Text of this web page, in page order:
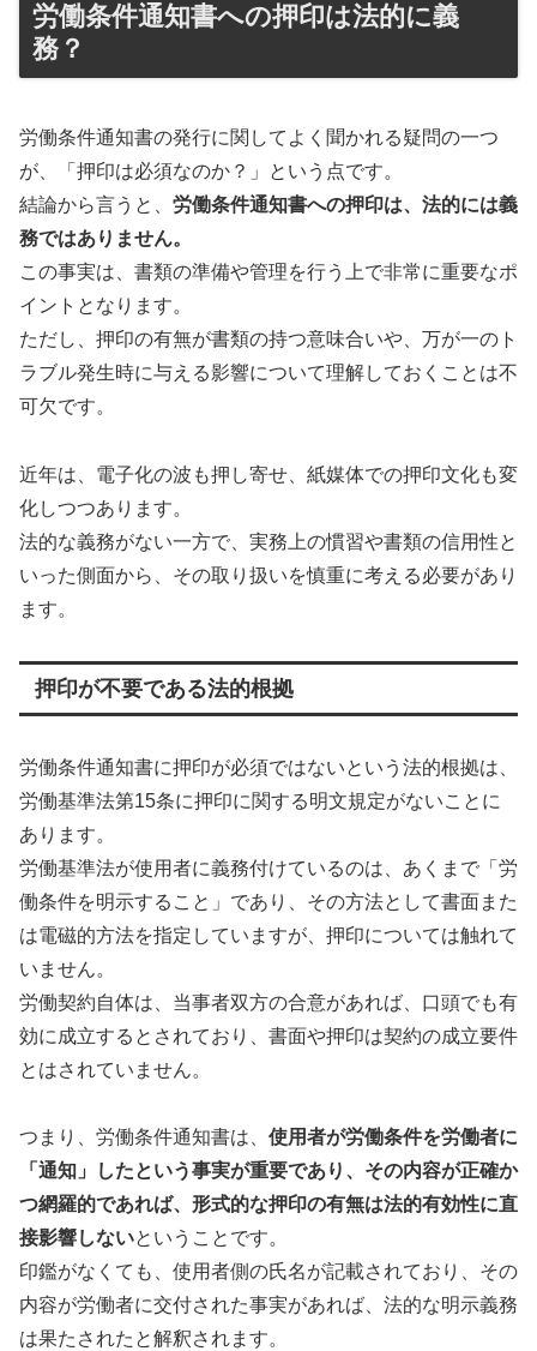
労働条件通知書への押印は法的に義
務？
労働条件通知書の発行に関してよく聞かれる疑問の一つ
が、「押印は必須なのか？」という点です。
結論から言うと、 労働条件通知書への押印は、法的には義
務ではありません。
この事実は、書類の準備や管理を行う上で非常に重要なポ
イントとなります。
ただし、押印の有無が書類の持つ意味合いや、万が一のト
ラブル発生時に与える影響について理解しておくことは不
可欠です。
近年は、電子化の波も押し寄せ、紙媒体での押印文化も変
化しつつあります。
法的な義務がない一方で、実務上の慣習や書類の信用性と
いった側面から、その取り扱いを慎重に考える必要があり
ます。
押印が不要である法的根拠
労働条件通知書に押印が必須ではないという法的根拠は、
労働基準法第15条に押印に関する明文規定がないことに
あります。
労働基準法が使用者に義務付けているのは、あくまで「労
働条件を明示すること」であり、その方法として書面また
は電磁的方法を指定していますが、押印については触れて
いません。
労働契約自体は、当事者双方の合意があれば、口頭でも有
効に成立するとされており、書面や押印は契約の成立要件
とはされていません。
つまり、労働条件通知書は、 使用者が労働条件を労働者に
「通知」したという事実が重要であり、その内容が正確か
つ網羅的であれば、形式的な押印の有無は法的有効性に直
接影響しないということです。
印鑑がなくても、使用者側の氏名が記載されており、その
内容が労働者に交付された事実があれば、法的な明示義務
は果たされたと解釈されます。